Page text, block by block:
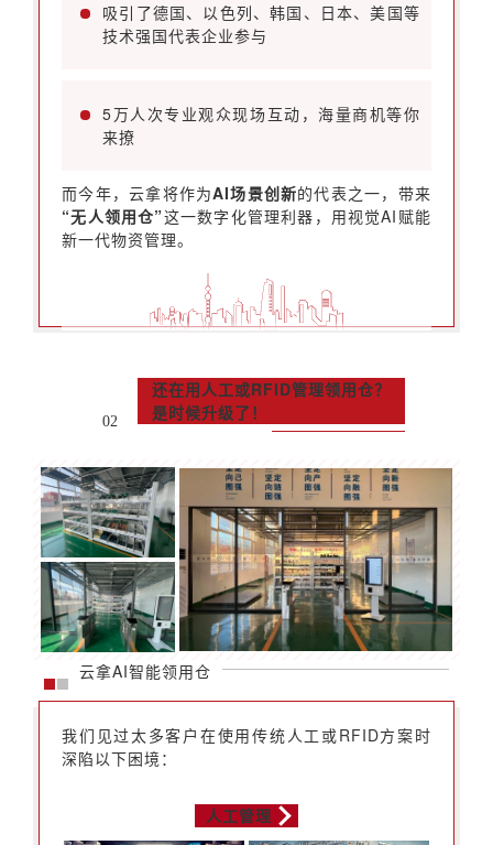
吸引了德国、以色列、韩国、日本、美国等
技术强国代表企业参与
5万人次专业观众现场互动，海量商机等你
来撩
而今年，云拿将作为AI场景创新的代表之一，带来
“无人领用仓”这一数字化管理利器，用视觉AI赋能
新一代物资管理。
02
还在用人工或RFID管理领用仓？
是时候升级了！
云拿AI智能领用仓
我们见过太多客户在使用传统人工或RFID方案时
深陷以下困境：
人工管理